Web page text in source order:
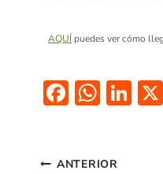
AQUÍ puedes ver cómo
F W Li
ANTERIOR